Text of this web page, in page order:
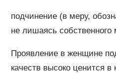
подчинение (в меру,
не лишаясь собственного
Проявление в женщине
качеств высоко ценится в